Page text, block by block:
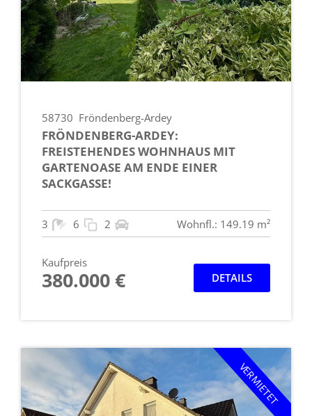
58730 Fröndenberg-Ardey
FRÖNDENBERG-ARDEY:
FREISTEHENDES WOHNHAUS MIT
GARTENOASE AM ENDE EINER
SACKGASSE!
3 6 2 Wohnfl.: 149.19 m²
Kaufpreis
380.000 € DETAILS
VERMIETET